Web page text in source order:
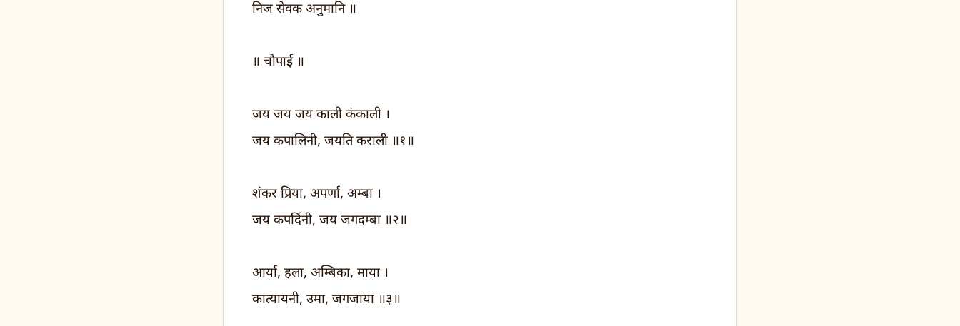
निज सेवक अनुमानि ॥
॥ चौपाई ॥
जय जय जय काली कंकाली ।
जय कपालिनी, जयति कराली ॥१॥
शंकर प्रिया, अपर्णा, अम्बा ।
जय कपर्दिनी, जय जगदम्बा ॥२॥
आर्या, हला, अम्बिका, माया ।
कात्यायनी, उमा, जगजाया ॥३॥